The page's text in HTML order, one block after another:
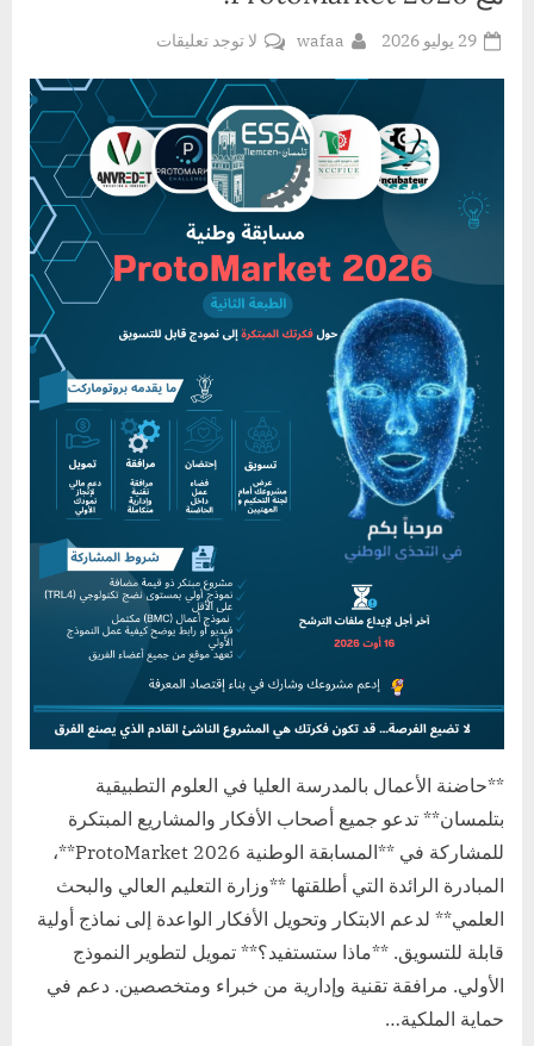
Posted
29 يوليو 2026 By
wafaa لا توجد تعليقاتعلى
فكرتك
المبتكرة
إلى
مشروع
ناجح
مع
ProtoMarket
2026!**
**حاضنة الأعمال بالمدرسة العليا في العلوم التطبيقية
بتلمسان** تدعو جميع أصحاب الأفكار والمشاريع المبتكرة
للمشاركة في **المسابقة الوطنية ProtoMarket 2026**،
المبادرة الرائدة التي أطلقتها **وزارة التعليم العالي والبحث
العلمي** لدعم الابتكار وتحويل الأفكار الواعدة إلى نماذج أولية
قابلة للتسويق. **ماذا ستستفيد؟** تمويل لتطوير النموذج
الأولي. مرافقة تقنية وإدارية من خبراء ومتخصصين. دعم في
حماية الملكية…